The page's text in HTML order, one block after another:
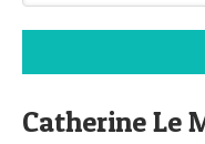
Catherine Le